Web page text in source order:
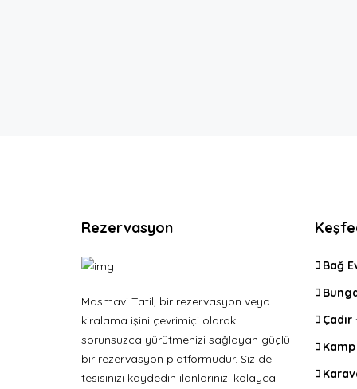
Rezervasyon
Masmavi Tatil, bir rezervasyon veya
kiralama işini çevrimiçi olarak
sorunsuzca yürütmenizi sağlayan güçlü
bir rezervasyon platformudur. Siz de
tesisinizi kaydedin ilanlarınızı kolayca
Bağ